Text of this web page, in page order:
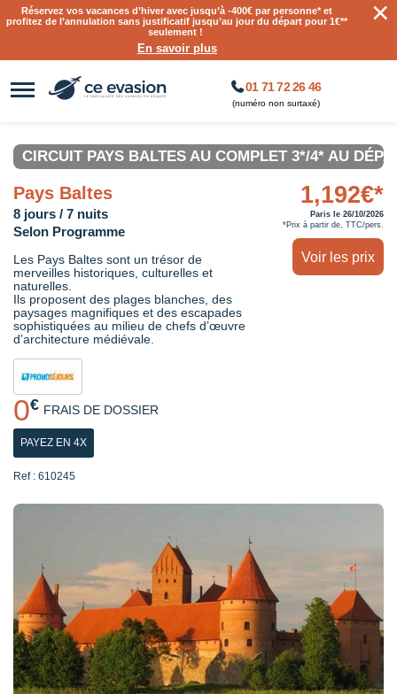
Réservez vos vacances d’hiver avec jusqu’à-400€ par personne* et
profitez de l’annulation sans justificatif jusqu’au jour du départ pour 1€**
seulement !
En savoir plus
×
01 71 72 26 46
(numéro non surtaxé)
CIRCUIT PAYS BALTES AU COMPLET 3*/4* AU
Pays Baltes
8 jours / 7 nuits
Selon Programme
Les Pays Baltes sont un trésor de
merveilles historiques, culturelles et
naturelles.
Ils proposent des plages blanches, des
paysages magnifiques et des escapades
sophistiquées au milieu de chefs d’œuvre
d’architecture médiévale.
0€ FRAIS DE DOSSIER
PAYEZ EN 4X
Ref : 610245
1,192€*
Paris le 26/10/2026
*Prix à partir de, TTC/pers.
Voir les prix